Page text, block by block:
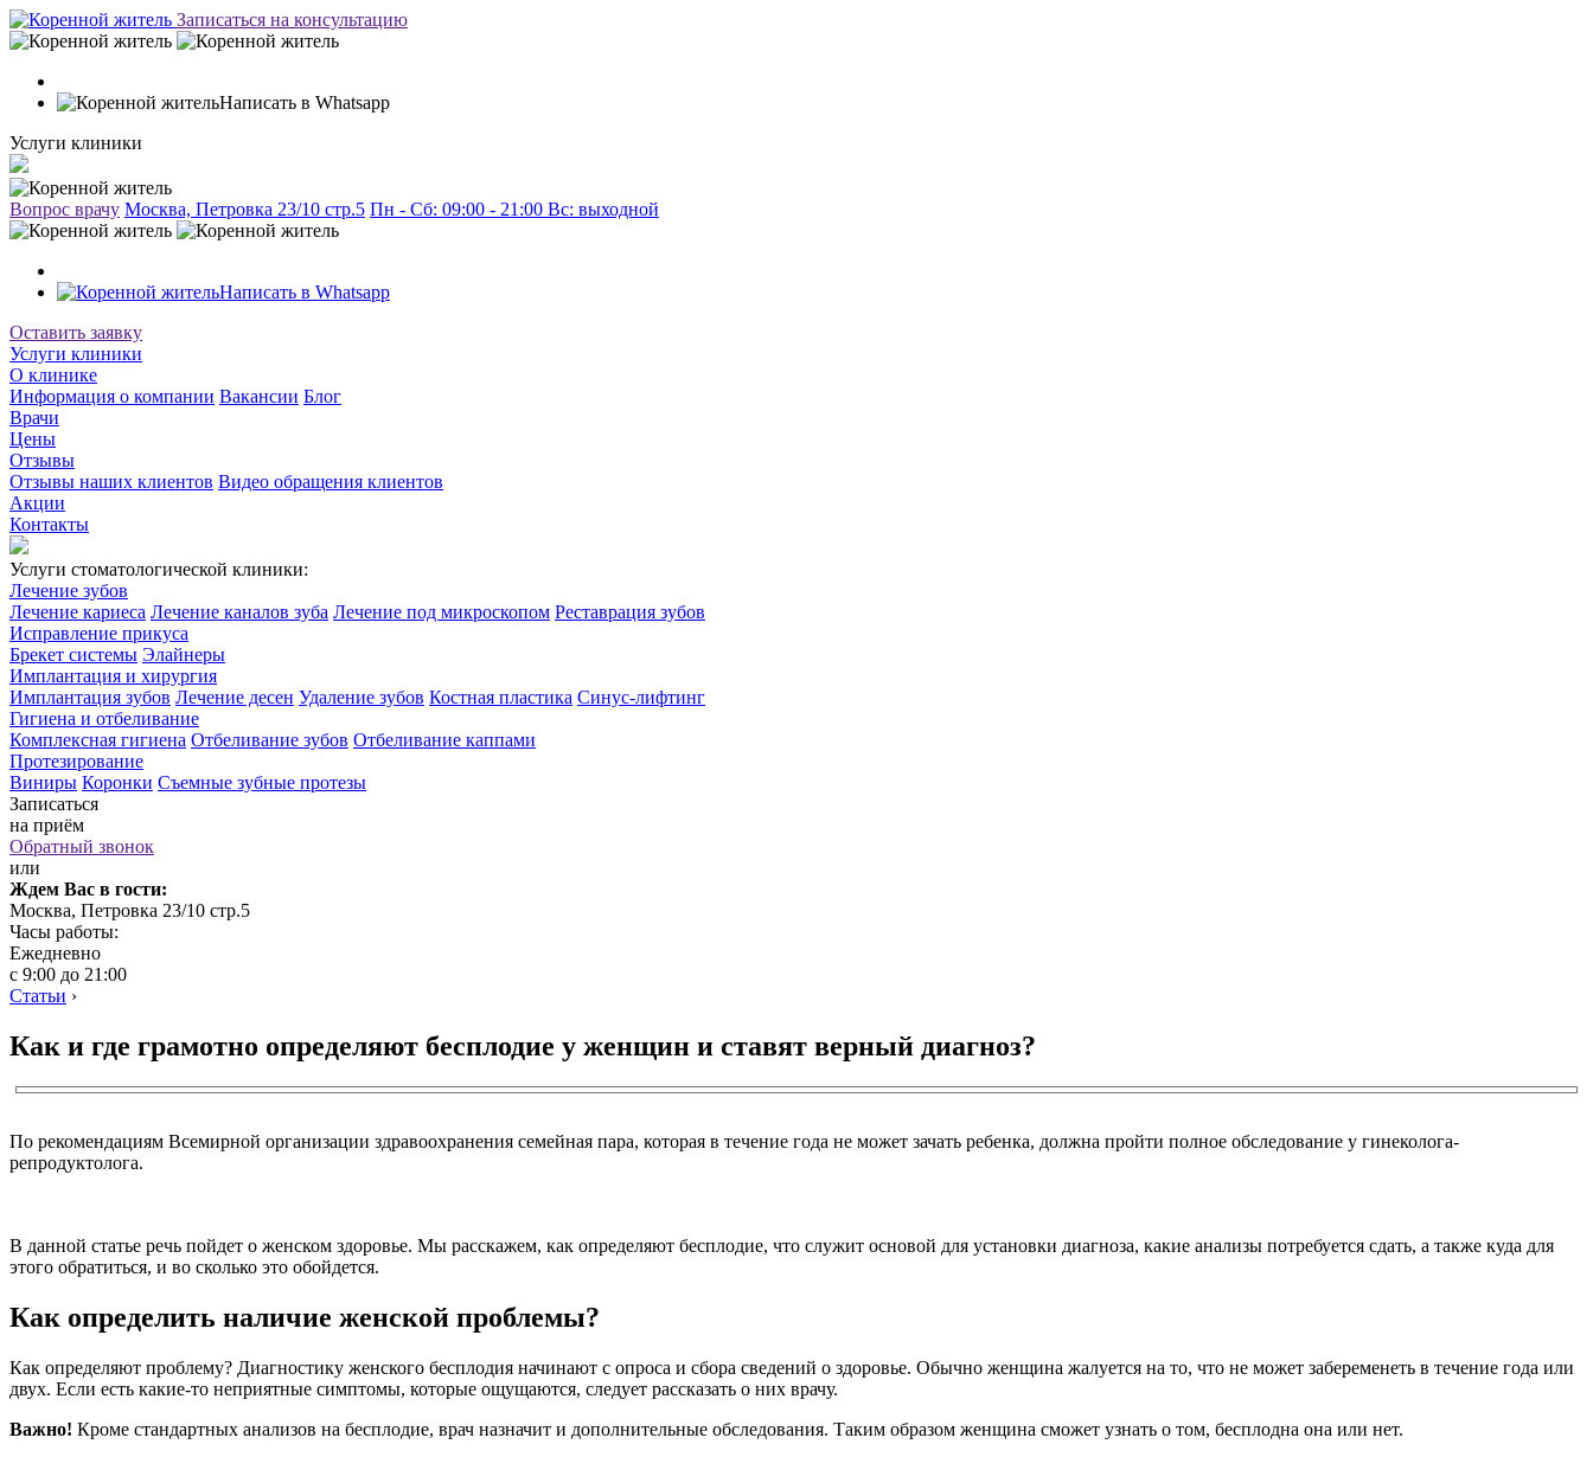
Записаться на консультацию
Написать в Whatsapp
Услуги клиники
Вопрос врачу Москва, Петровка 23/10 стр.5 Пн - Сб: 09:00 - 21:00 Вc: выходной
Написать в Whatsapp
Оставить заявку
Услуги клиники
О клинике
Информация о компании Вакансии Блог
Врачи
Цены
Отзывы
Отзывы наших клиентов Видео обращения клиентов
Акции
Контакты
Услуги стоматологической клиники:
Лечение зубов
Лечение кариеса Лечение каналов зуба Лечение под микроскопом Реставрация зубов
Исправление прикуса
Брекет системы Элайнеры
Имплантация и хирургия
Имплантация зубов Лечение десен Удаление зубов Костная пластика Синус-лифтинг
Гигиена и отбеливание
Комплексная гигиена Отбеливание зубов Отбеливание каппами
Протезирование
Виниры Коронки Съемные зубные протезы
Записаться
на приём
Обратный звонок
или
Ждем Вас в гости:
Москва, Петровка 23/10 стр.5
Часы работы:
Ежедневно
с 9:00 до 21:00
Статьи ›
Как и где грамотно определяют бесплодие у женщин и ставят верный диагноз?
По рекомендациям Всемирной организации здравоохранения семейная пара, которая в течение года не может зачать ребенка, должна пройти полное обследование у гинеколога-
репродуктолога.
В данной статье речь пойдет о женском здоровье. Мы расскажем, как определяют бесплодие, что служит основой для установки диагноза, какие анализы потребуется сдать, а также куда для
этого обратиться, и во сколько это обойдется.
Как определить наличие женской проблемы?
Как определяют проблему? Диагностику женского бесплодия начинают с опроса и сбора сведений о здоровье. Обычно женщина жалуется на то, что не может забеременеть в течение года или
двух. Если есть какие-то неприятные симптомы, которые ощущаются, следует рассказать о них врачу.
Важно! Кроме стандартных анализов на бесплодие, врач назначит и дополнительные обследования. Таким образом женщина сможет узнать о том, бесплодна она или нет.